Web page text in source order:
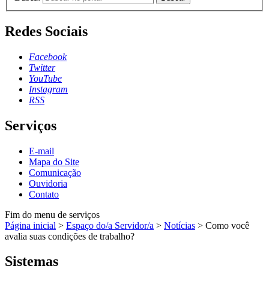
Redes Sociais
Facebook
Twitter
YouTube
Instagram
RSS
Serviços
E-mail
Mapa do Site
Comunicação
Ouvidoria
Contato
Fim do menu de serviços
Página inicial > Espaço do/a Servidor/a > Notícias > Como você
avalia suas condições de trabalho?
Sistemas